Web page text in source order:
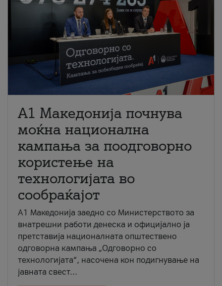
A1 Македонија почнува
моќна национална
кампања за поодговорно
користење на
технологијата во
сообраќајот
A1 Македонија заедно со Министерството за
внатрешни работи денеска и официјално ја
претставија националната општествено
одговорна кампања „Одговорно со
технологијата“, насочена кон подигнување на
јавната свест...